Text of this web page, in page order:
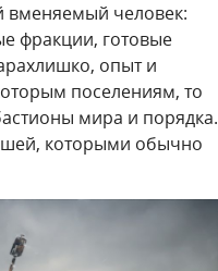
вменяемый человек:
фракции, готовые
опыт и
поселениям, то
мира и порядка.
которыми обычно